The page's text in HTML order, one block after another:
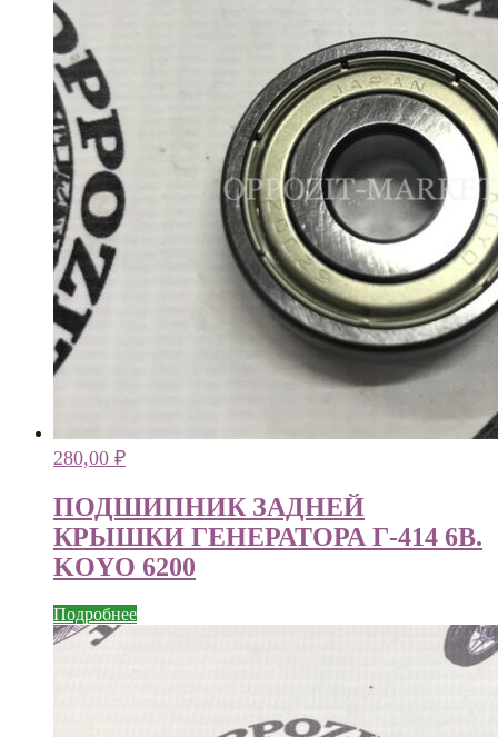
280,00 ₽
ПОДШИПНИК ЗАДНЕЙ
КРЫШКИ ГЕНЕРАТОРА Г-414 6В.
KOYO 6200
Подробнее